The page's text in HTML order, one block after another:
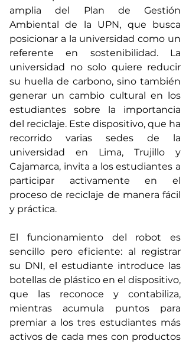
amplia del Plan de Gestión
Ambiental de la UPN, que busca
posicionar a la universidad como un
referente en sostenibilidad. La
universidad no solo quiere reducir
su huella de carbono, sino también
generar un cambio cultural en los
estudiantes sobre la importancia
del reciclaje. Este dispositivo, que ha
recorrido varias sedes de la
universidad en Lima, Trujillo y
Cajamarca, invita a los estudiantes a
participar activamente en el
proceso de reciclaje de manera fácil
y práctica.
El funcionamiento del robot es
sencillo pero eficiente: al registrar
su DNI, el estudiante introduce las
botellas de plástico en el dispositivo,
que las reconoce y contabiliza,
mientras acumula puntos para
premiar a los tres estudiantes más
activos de cada mes con productos